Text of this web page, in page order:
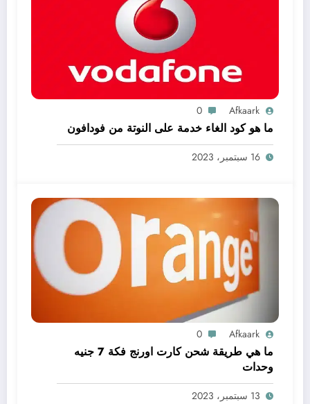
Afkaark
0
ما هو كود الغاء خدمة على النوتة من فودافون
16 سبتمبر، 2023
Afkaark
0
ما هي طريقة شحن كارت اورنج فكة 7 جنيه
وحدات
13 سبتمبر، 2023